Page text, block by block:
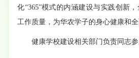
化“365”模式的内涵建设与实践创新
工作质量，为华农学子的身心健康和
健康学校建设相关部门负责同志参